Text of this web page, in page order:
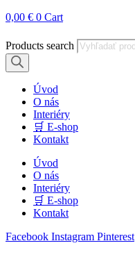
0,00 € 0 Cart
Products search
Úvod
O nás
Interiéry
🛒 E-shop
Kontakt
Úvod
O nás
Interiéry
🛒 E-shop
Kontakt
Facebook Instagram Pinterest